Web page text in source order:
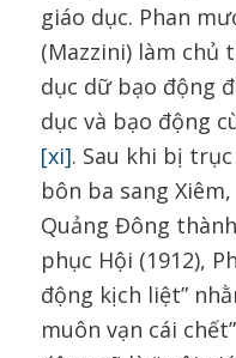
giáo dục. Phan
(Mazzini) làm chủ
dục dữ bạo động
dục và bạo động
[xi]. Sau khi bị
bôn ba sang
Quảng Đông
phục Hội (1912),
động kịch liệt”
muôn vạn cái